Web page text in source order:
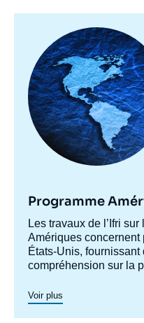
principale
Programme
Accroche
centre
Les travaux de l’Ifri
Amériques
États-Unis, fournissant
compréhension sur la
appréhender les
étrangère et de
Voir plus